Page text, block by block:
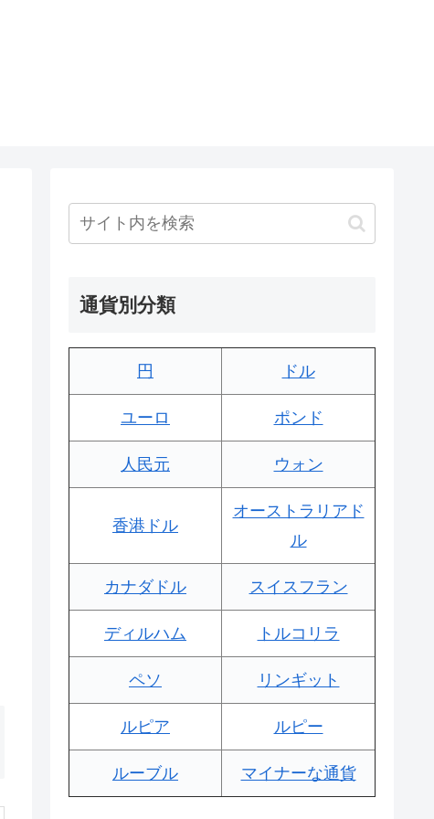
通貨別分類
円 ドル
ユーロ ポンド
人民元 ウォン
香港ドル
オーストラリアド
ル
カナダドル スイスフラン
ディルハム トルコリラ
ペソ リンギット
ルピア ルピー
ルーブル マイナーな通貨